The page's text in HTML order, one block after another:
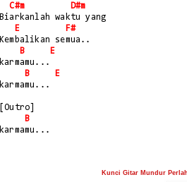
C#m
D#m
Biarkanlah waktu yang
E
F#
Kembalikan semua..
B
E
karmamu...
B
E
karmamu...
[Outro]
B
karmamu...
Kunci Gitar Mundur